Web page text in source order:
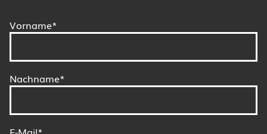
Vorname*
Nachname*